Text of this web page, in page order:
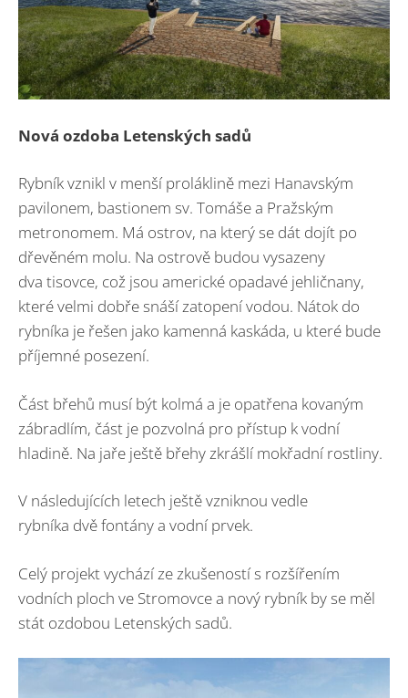
Nová ozdoba Letenských sadů
Rybník vznikl v menší proláklině mezi Hanavským
pavilonem, bastionem sv. Tomáše a Pražským
metronomem. Má ostrov, na který se dát dojít po
dřevěném molu. Na ostrově budou vysazeny
dva tisovce, což jsou americké opadavé jehličnany,
které velmi dobře snáší zatopení vodou. Nátok do
rybníka je řešen jako kamenná kaskáda, u které bude
příjemné posezení.
Část břehů musí být kolmá a je opatřena kovaným
zábradlím, část je pozvolná pro přístup k vodní
hladině. Na jaře ještě břehy zkrášlí mokřadní rostliny.
V následujících letech ještě vzniknou vedle
rybníka dvě fontány a vodní prvek.
Celý projekt vychází ze zkušeností s rozšířením
vodních ploch ve Stromovce a nový rybník by se měl
stát ozdobou Letenských sadů.